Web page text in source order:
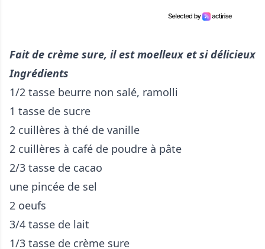
Fait de crème sure, il est moelleux et si délicieux
Ingrédients
1/2 tasse beurre non salé, ramolli
1 tasse de sucre
2 cuillères à thé de vanille
2 cuillères à café de poudre à pâte
2/3 tasse de cacao
une pincée de sel
2 oeufs
3/4 tasse de lait
1/3 tasse de crème sure